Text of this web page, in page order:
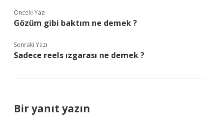
Önceki Yazı
Gözüm gibi baktım ne demek ?
Sonraki Yazı
Sadece reels ızgarası ne demek ?
Bir yanıt yazın